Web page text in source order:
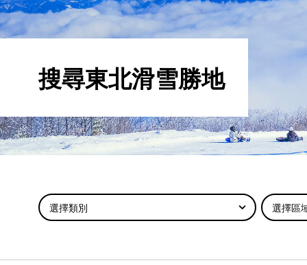
搜尋東北滑雪勝地
選擇類別 選擇區